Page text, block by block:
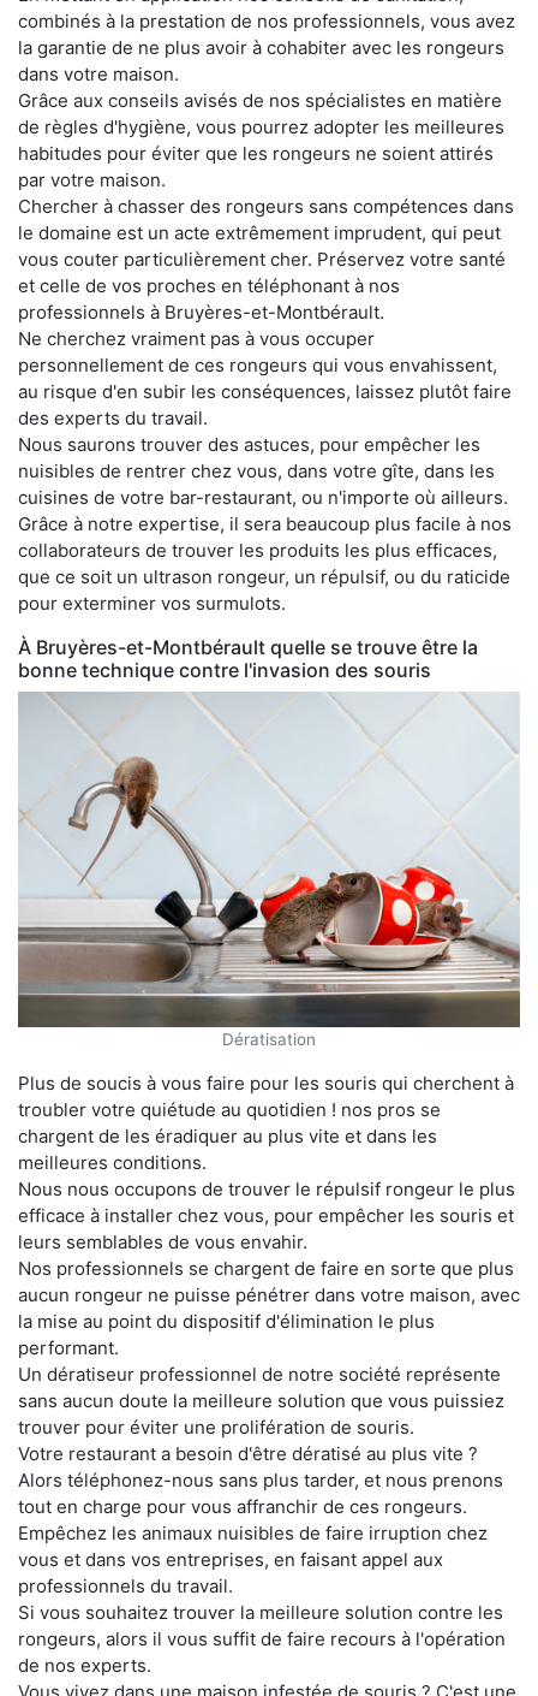
combinés à la prestation de nos professionnels, vous avez
la garantie de ne plus avoir à cohabiter avec les rongeurs
dans votre maison.
Grâce aux conseils avisés de nos spécialistes en matière
de règles d'hygiène, vous pourrez adopter les meilleures
habitudes pour éviter que les rongeurs ne soient attirés
par votre maison.
Chercher à chasser des rongeurs sans compétences dans
le domaine est un acte extrêmement imprudent, qui peut
vous couter particulièrement cher. Préservez votre santé
et celle de vos proches en téléphonant à nos
professionnels à Bruyères-et-Montbérault.
Ne cherchez vraiment pas à vous occuper
personnellement de ces rongeurs qui vous envahissent,
au risque d'en subir les conséquences, laissez plutôt faire
des experts du travail.
Nous saurons trouver des astuces, pour empêcher les
nuisibles de rentrer chez vous, dans votre gîte, dans les
cuisines de votre bar-restaurant, ou n'importe où ailleurs.
Grâce à notre expertise, il sera beaucoup plus facile à nos
collaborateurs de trouver les produits les plus efficaces,
que ce soit un ultrason rongeur, un répulsif, ou du raticide
pour exterminer vos surmulots.
À Bruyères-et-Montbérault quelle se trouve être la
bonne technique contre l'invasion des souris
Dératisation
Plus de soucis à vous faire pour les souris qui cherchent à
troubler votre quiétude au quotidien ! nos pros se
chargent de les éradiquer au plus vite et dans les
meilleures conditions.
Nous nous occupons de trouver le répulsif rongeur le plus
efficace à installer chez vous, pour empêcher les souris et
leurs semblables de vous envahir.
Nos professionnels se chargent de faire en sorte que plus
aucun rongeur ne puisse pénétrer dans votre maison, avec
la mise au point du dispositif d'élimination le plus
performant.
Un dératiseur professionnel de notre société représente
sans aucun doute la meilleure solution que vous puissiez
trouver pour éviter une prolifération de souris.
Votre restaurant a besoin d'être dératisé au plus vite ?
Alors téléphonez-nous sans plus tarder, et nous prenons
tout en charge pour vous affranchir de ces rongeurs.
Empêchez les animaux nuisibles de faire irruption chez
vous et dans vos entreprises, en faisant appel aux
professionnels du travail.
Si vous souhaitez trouver la meilleure solution contre les
rongeurs, alors il vous suffit de faire recours à l'opération
de nos experts.
Vous vivez dans une maison infestée de souris ? C'est une